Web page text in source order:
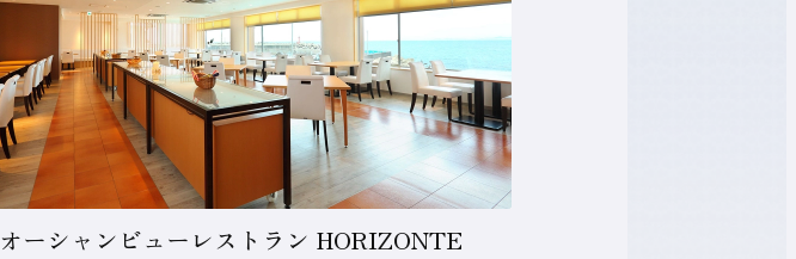
オーシャンビューレストラン HORIZONTE